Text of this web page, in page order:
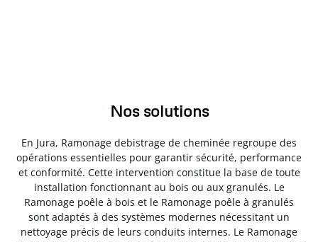
Nos solutions
En Jura, Ramonage debistrage de cheminée regroupe des
opérations essentielles pour garantir sécurité, performance
et conformité. Cette intervention constitue la base de toute
installation fonctionnant au bois ou aux granulés. Le
Ramonage poêle à bois et le Ramonage poêle à granulés
sont adaptés à des systèmes modernes nécessitant un
nettoyage précis de leurs conduits internes. Le Ramonage